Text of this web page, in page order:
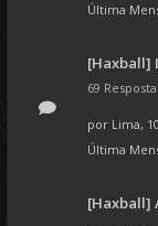
Última
[Haxball]
69
por Lima,
Última
[Haxball]